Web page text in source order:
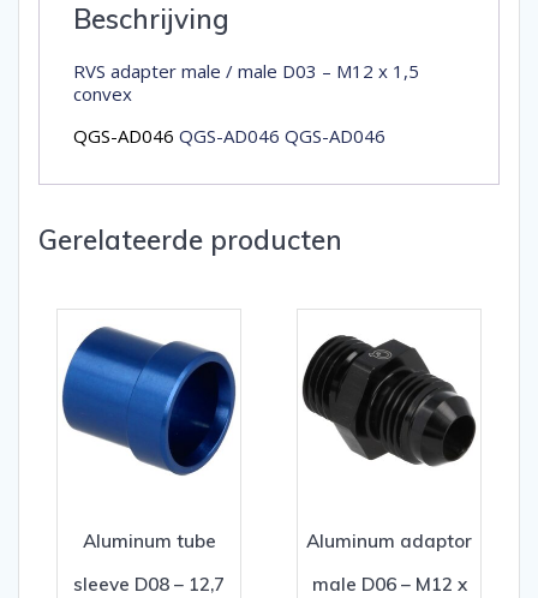
Beschrijving
RVS adapter male / male D03 – M12 x 1,5
convex
QGS-AD046 QGS-AD046 QGS-AD046
Gerelateerde producten
Aluminum tube
sleeve D08 – 12,7
Aluminum adaptor
male D06 – M12 x